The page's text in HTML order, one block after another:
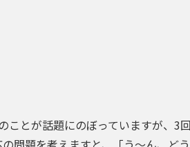
ことが話題にのぼっていますが、3